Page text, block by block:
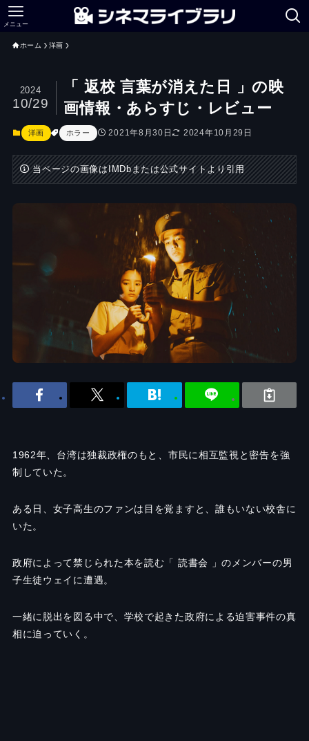
メニュー
ホーム 洋画
「 返校 言葉が消えた日 」の映
画情報・あらすじ・レビュー
2024
10/29
洋画 ホラー 2021年8月30日 2024年10月29日
当ページの画像はIMDbまたは公式サイトより引用
1962年、台湾は独裁政権のもと、市民に相互監視と密告を強
制していた。
ある日、女子高生のファンは目を覚ますと、誰もいない校舎に
いた。
政府によって禁じられた本を読む「 読書会 」のメンバーの男
子生徒ウェイに遭遇。
一緒に脱出を図る中で、学校で起きた政府による迫害事件の真
相に迫っていく。